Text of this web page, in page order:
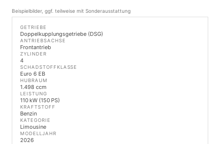
Beispielbilder, ggf. teilweise mit Sonderausstattung
GETRIEBE
Doppelkupplungsgetriebe (DSG)
ANTRIEBSACHSE
Frontantrieb
ZYLINDER
4
SCHADSTOFFKLASSE
Euro 6 EB
HUBRAUM
1.498 ccm
LEISTUNG
110 kW (150 PS)
KRAFTSTOFF
Benzin
KATEGORIE
Limousine
MODELLJAHR
2026